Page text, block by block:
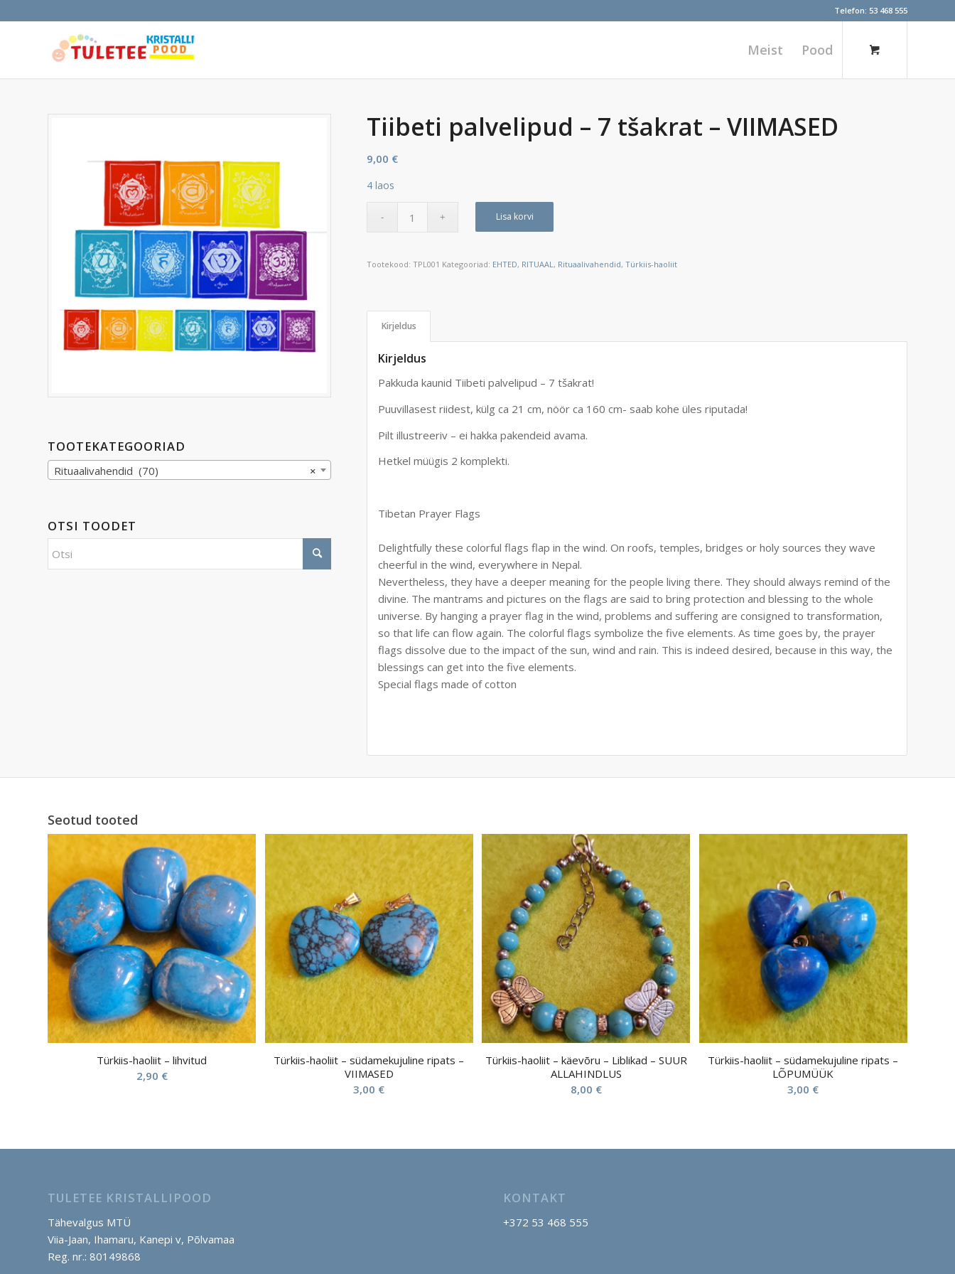
Telefon: 53 468 555
Meist Pood
TOOTEKATEGOORIAD
×
Rituaalivahendid (70)
OTSI TOODET
Tiibeti palvelipud – 7 tšakrat – VIIMASED
9,00 €
4 laos
Lisa korvi
Tootekood:TPL001 Kategooriad: EHTED, RITUAAL, Rituaalivahendid,Türkiis-haoliit
Kirjeldus
Kirjeldus
Pakkuda kaunid Tiibeti palvelipud – 7 tšakrat!
Puuvillasest riidest, külg ca 21 cm, nöör ca 160 cm- saab kohe üles riputada!
Pilt illustreeriv – ei hakka pakendeid avama.
Hetkel müügis 2 komplekti.
Tibetan Prayer Flags
Delightfully these colorful flags flap in the wind. On roofs, temples, bridges or holy sources they wave
cheerful in the wind, everywhere in Nepal.
Nevertheless, they have a deeper meaning for the people living there. They should always remind of the
divine. The mantrams and pictures on the flags are said to bring protection and blessing to the whole
universe. By hanging a prayer flag in the wind, problems and suffering are consigned to transformation,
so that life can flow again. The colorful flags symbolize the five elements. As time goes by, the prayer
flags dissolve due to the impact of the sun, wind and rain. This is indeed desired, because in this way, the
blessings can get into the five elements.
Special flags made of cotton
Seotud tooted
Türkiis-haoliit – lihvitud
2,90 €
Türkiis-haoliit – südamekujuline ripats –
VIIMASED
3,00 €
Türkiis-haoliit – käevõru – Liblikad – SUUR
ALLAHINDLUS
8,00 €
Türkiis-haoliit – südamekujuline ripats –
LÕPUMÜÜK
3,00 €
TULETEE KRISTALLIPOOD
Tähevalgus MTÜ
Viia-Jaan, Ihamaru, Kanepi v, Põlvamaa
Reg. nr.: 80149868
KONTAKT
+372 53 468 555